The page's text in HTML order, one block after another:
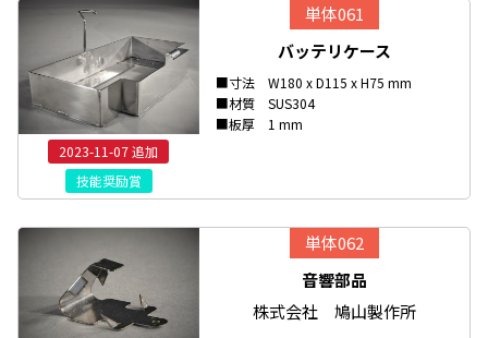
2023-11-07 追加
技能奨励賞
単体061
バッテリケース
■寸法 W180 x D115 x H75 mm
■材質 SUS304
■板厚 1 mm
単体062
音響部品
株式会社 鳩山製作所